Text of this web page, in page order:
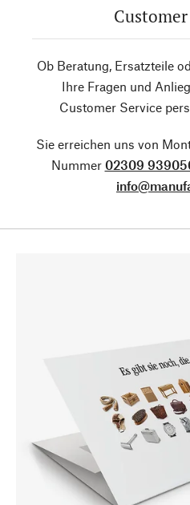
Ob Beratung, Ersatzteile
Ihre Fragen und
Customer Service
Sie erreichen uns von
Nummer 02309